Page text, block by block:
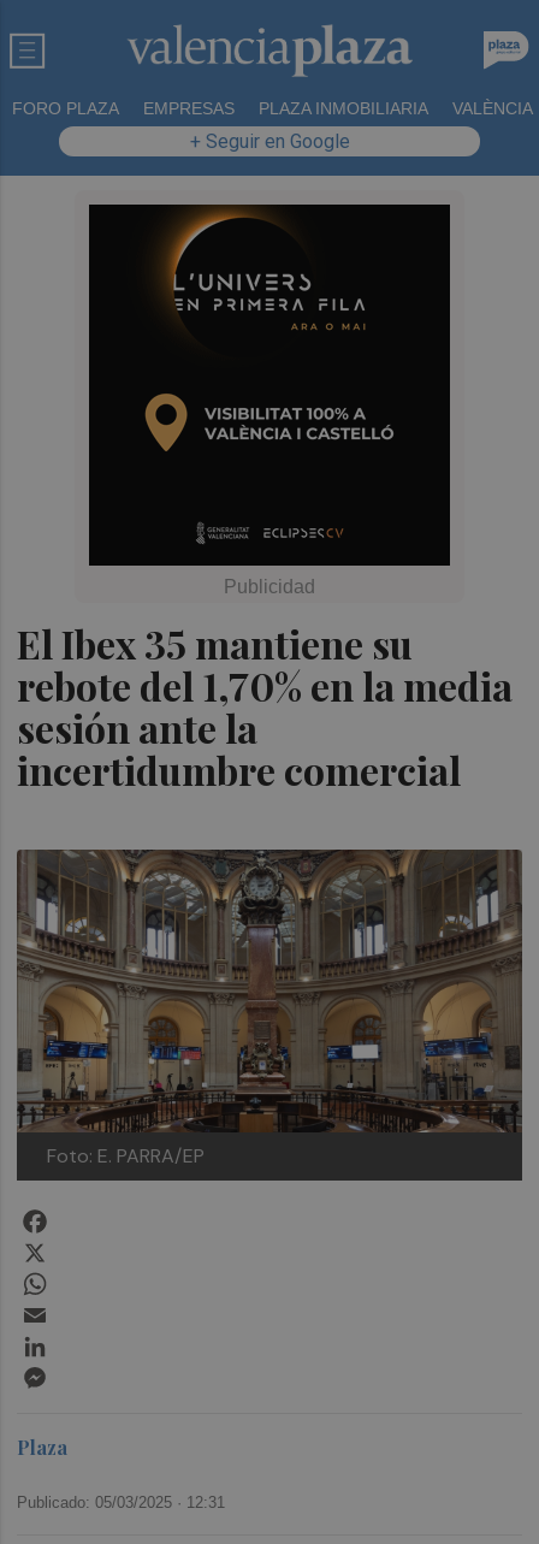
FORO PLAZA EMPRESAS PLAZA INMOBILIARIA VALÈNCIA
+ Seguir en Google
El Ibex 35 mantiene su
rebote del 1,70% en la media
sesión ante la
incertidumbre comercial
Foto: E. PARRA/EP
Plaza
Publicado: 05/03/2025 · 12:31